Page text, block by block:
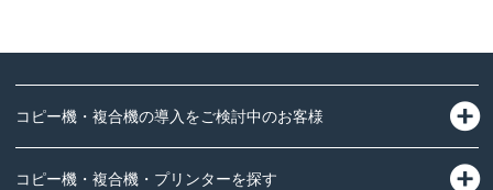
コピー機・複合機の導入をご検討中のお客様
コピー機・複合機・プリンターを探す